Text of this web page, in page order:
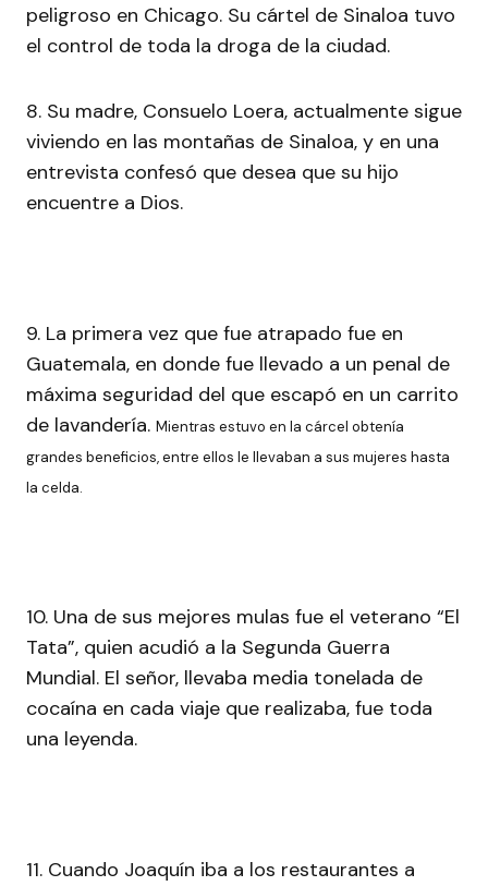
peligroso en Chicago. Su cártel de Sinaloa tuvo
el control de toda la droga de la ciudad.
8. Su madre, Consuelo Loera, actualmente sigue
viviendo en las montañas de Sinaloa, y en una
entrevista confesó que desea que su hijo
encuentre a Dios.
9. La primera vez que fue atrapado fue en
Guatemala, en donde fue llevado a un penal de
máxima seguridad del que escapó en un carrito
de lavandería. Mientras estuvo en la cárcel obtenía
grandes beneficios, entre ellos le llevaban a sus mujeres hasta
la celda.
10. Una de sus mejores mulas fue el veterano “El
Tata”, quien acudió a la Segunda Guerra
Mundial. El señor, llevaba media tonelada de
cocaína en cada viaje que realizaba, fue toda
una leyenda.
11. Cuando Joaquín iba a los restaurantes a